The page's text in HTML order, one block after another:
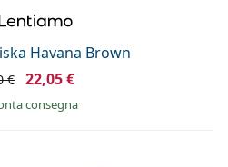
Havana Brown
€ 22,05 €
consegna